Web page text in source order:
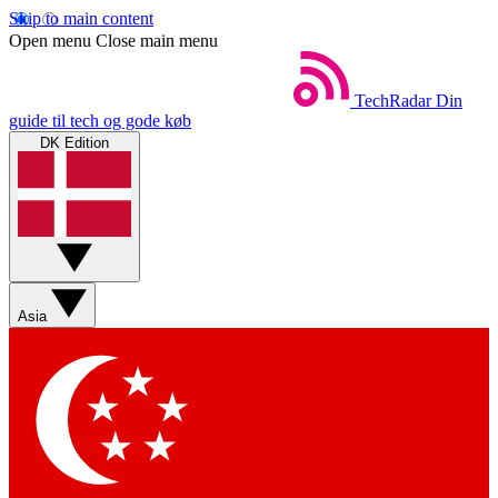
Skip to main content
Open menu Close main menu
TechRadar Din
guide til tech og gode køb
DK Edition
Asia